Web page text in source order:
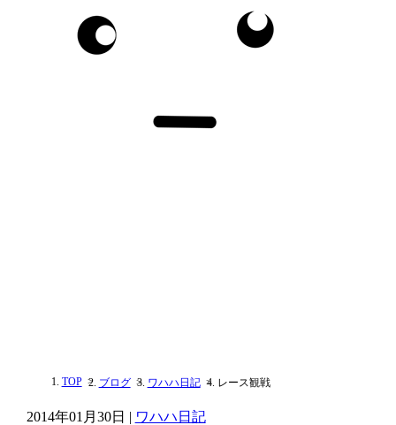
TOP ブログ ワハハ日記 レース観戦
2014年01月30日 | ワハハ日記